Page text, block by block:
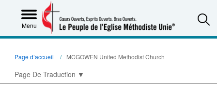
Menu
Page d’accueil MCGOWEN United Methodist Church
Page De Traduction ▼